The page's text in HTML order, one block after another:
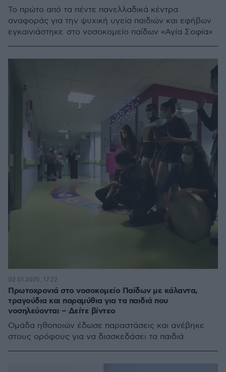
Το πρώτο από τα πέντε πανελλαδικά κέντρα
αναφοράς για την ψυχική υγεία παιδιών και εφήβων
εγκαινιάστηκε στο νοσοκομείο παίδων «Αγία Σοφία»
Πρωτοχρονιά στο νοσοκομείο Παίδων με κάλαντα,
τραγούδια και παραμύθια για τα παιδιά που
νοσηλεύονται – Δείτε βίντεο
Ομάδα ηθοποιών έδωσε παραστάσεις και ανέβηκε
στους ορόφους για να διασκεδάσει τα παιδιά
02.01.2025, 17:22